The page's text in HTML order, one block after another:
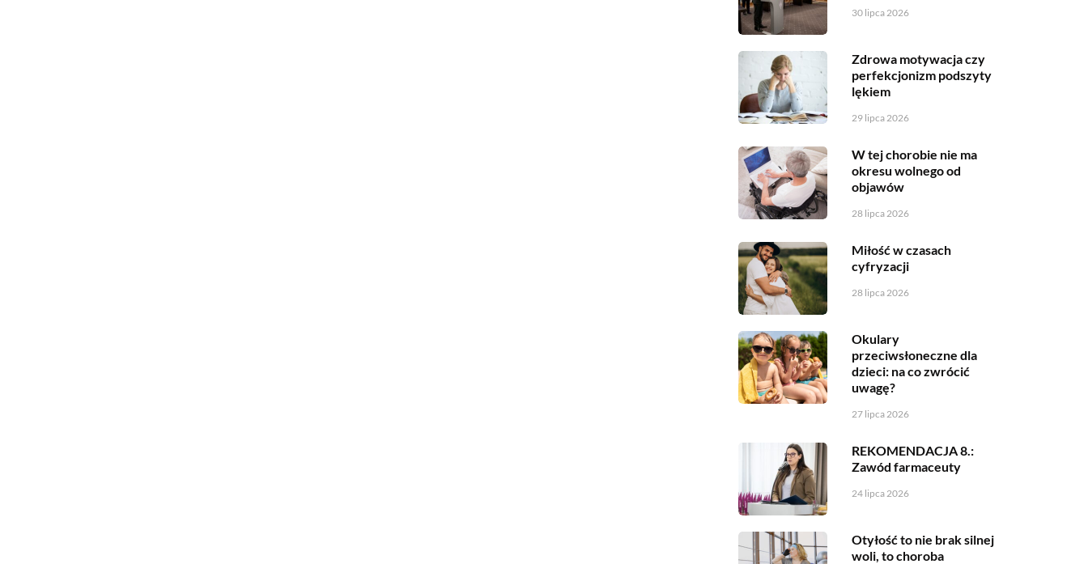
30 lipca 2026
Zdrowa motywacja czy
perfekcjonizm podszyty
lękiem
29 lipca 2026
W tej chorobie nie ma
okresu wolnego od
objawów
28 lipca 2026
Miłość w czasach
cyfryzacji
28 lipca 2026
Okulary
przeciwsłoneczne dla
dzieci: na co zwrócić
uwagę?
27 lipca 2026
REKOMENDACJA 8.:
Zawód farmaceuty
24 lipca 2026
Otyłość to nie brak silnej
woli, to choroba